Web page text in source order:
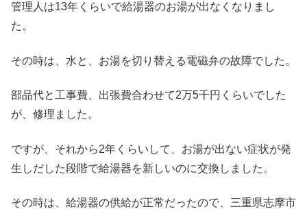
管理人は13年くらいで給湯器のお湯が出なくなりまし
た。
その時は、水と、お湯を切り替える電磁弁の故障でした。
部品代と工事費、出張費合わせて2万5千円くらいでした
が、修理ました。
ですが、それから2年くらいして、お湯が出ない症状が発
生しだした段階で給湯器を新しいのに交換しました。
その時は、給湯器の供給が正常だったので、三重県志摩市